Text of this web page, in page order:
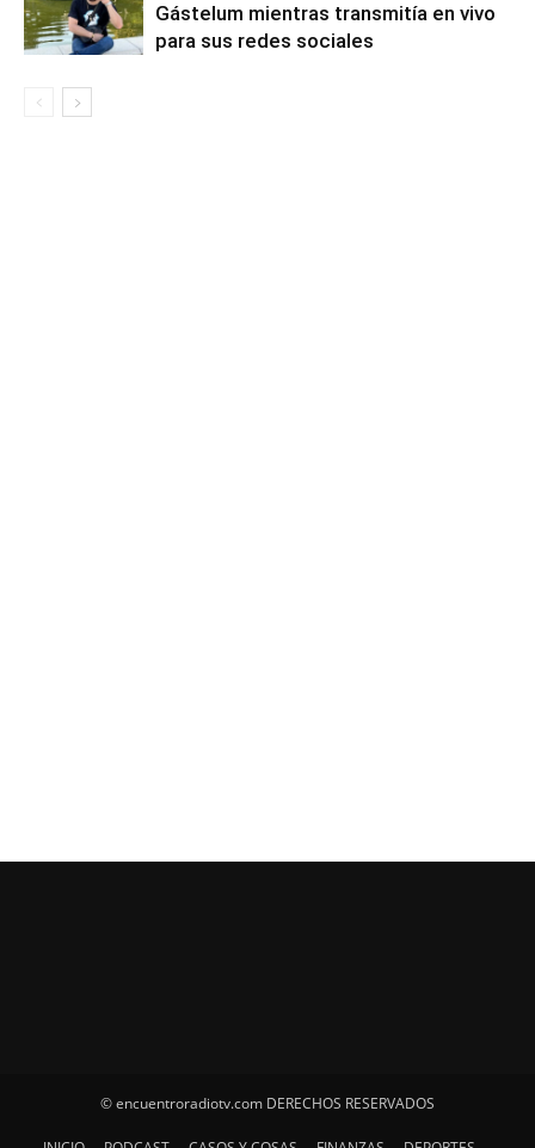
Gástelum mientras transmitía en vivo
para sus redes sociales
© encuentroradiotv.com DERECHOS RESERVADOS